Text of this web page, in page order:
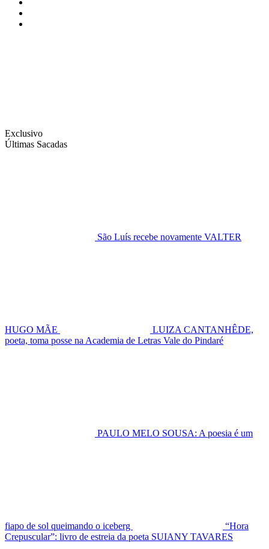
Exclusivo
Últimas Sacadas
São Luís recebe novamente VALTER
HUGO MÃE
LUIZA CANTANHÊDE,
poeta, toma posse na Academia de Letras Vale do Pindaré
PAULO MELO SOUSA: A poesia é um
fiapo de sol queimando o iceberg
“Hora
Crepuscular”: livro de estreia da poeta SUIANY TAVARES